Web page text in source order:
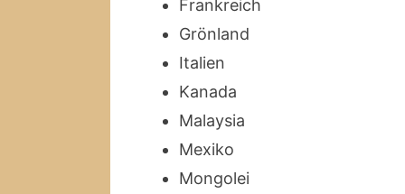
Frankreich
Grönland
Italien
Kanada
Malaysia
Mexiko
Mongolei